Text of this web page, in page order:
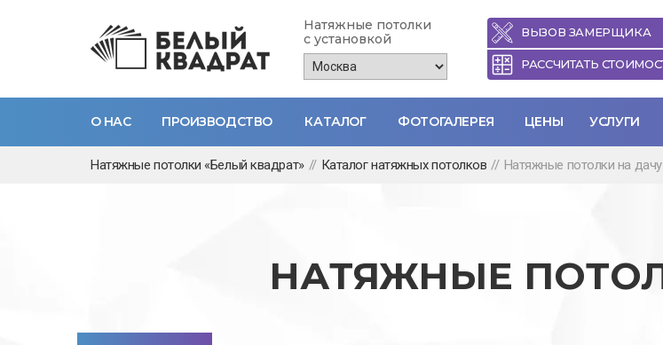
Натяжные потолки
с установкой
ВЫЗОВ ЗАМЕРЩИКА
РАССЧИТАТЬ
О НАС ПРОИЗВОДСТВО КАТАЛОГ ФОТОГАЛЕРЕЯ ЦЕНЫ УСЛУГИ
Натяжные потолки «Белый квадрат» // Каталог натяжных потолков // Натяжные потолки на дачу
НАТЯЖНЫЕ